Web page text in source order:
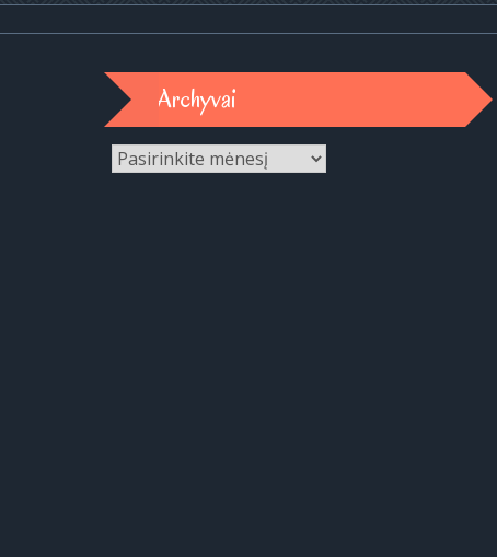
Archyvai
Archyvai